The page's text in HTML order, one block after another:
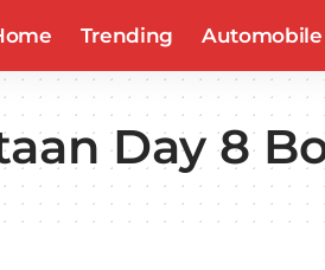
Trending Automobile
Day 8